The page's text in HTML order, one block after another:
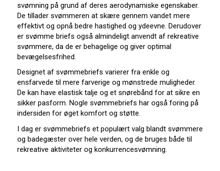
svømning på grund af deres aerodynamiske egenskaber.
De tillader svømmeren at skære gennem vandet mere
effektivt og opnå bedre hastighed og ydeevne. Derudover
er svømme briefs også almindeligt anvendt af rekreative
svømmere, da de er behagelige og giver optimal
bevægelsesfrihed.
Designet af svømmebriefs varierer fra enkle og
ensfarvede til mere farverige og mønstrede muligheder.
De kan have elastisk talje og et snørebånd for at sikre en
sikker pasform. Nogle svømmebriefs har også foring på
indersiden for øget komfort og støtte.
I dag er svømmebriefs et populært valg blandt svømmere
og badegæster over hele verden, og de bruges både til
rekreative aktiviteter og konkurrencesvømning.